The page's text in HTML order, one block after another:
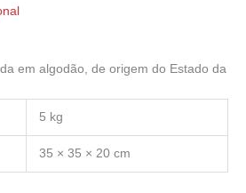
em algodão, de origem do Estado da
5 kg
35 × 35 × 20 cm